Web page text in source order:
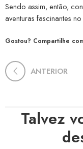
Sendo assim, então,
aventuras fascinantes
Gostou? Compartilhe
ANTERIOR
Talvez